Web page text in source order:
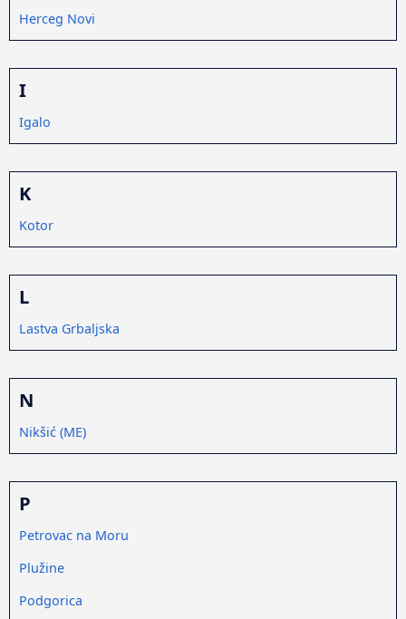
Herceg Novi
I
Igalo
K
Kotor
L
Lastva Grbaljska
N
Nikšić (ME)
P
Petrovac na Moru
Plužine
Podgorica